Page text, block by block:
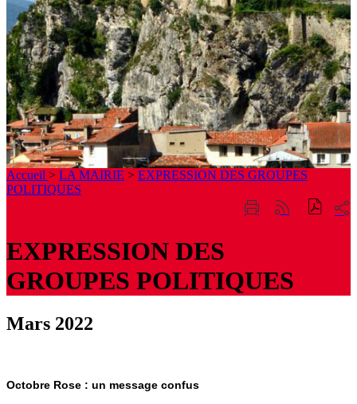
Accueil > LA MAIRIE > EXPRESSION DES GROUPES
POLITIQUES
ImprimerGénérer
sur
EXPRESSION DES
GROUPES POLITIQUES
Mars 2022
Octobre Rose : un message confus